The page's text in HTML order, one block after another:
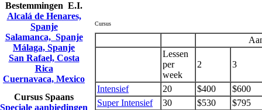
Bestemmingen E.I.
Alcalá de Henares,
Spanje
Salamanca, Spanje
Málaga, Spanje
San Rafael, Costa
Rica
Cuernavaca, Mexico
Cursus Spaans
Speciale aanbiedingen
Cursus
Lessen
per
week
2 3
Intensief 20 $400
$600
Super Intensief
30 $530
$795